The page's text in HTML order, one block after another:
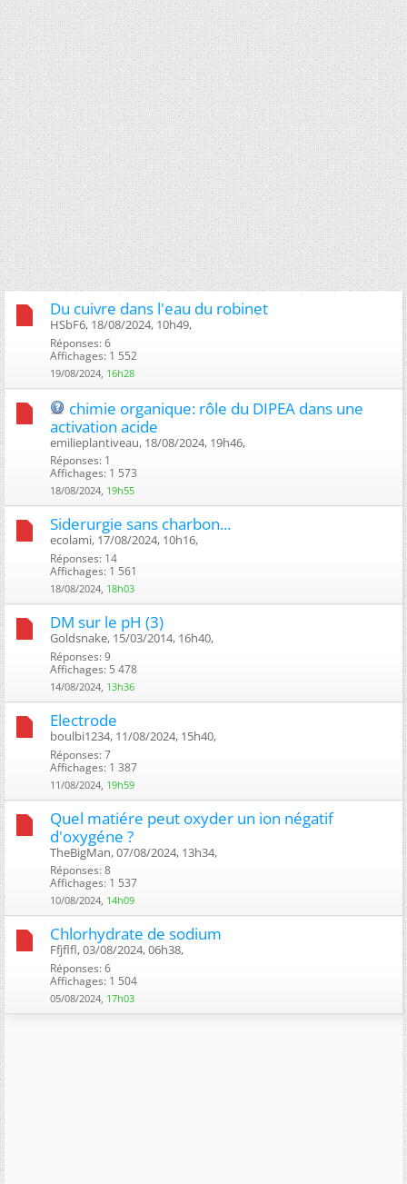
Du cuivre dans l'eau du robinet
HSbF6, 18/08/2024, 10h49, ‎
Réponses: 6
Affichages: 1 552
19/08/2024, 16h28
chimie organique: rôle du DIPEA dans une
activation acide
emilieplantiveau, 18/08/2024, 19h46, ‎
Réponses: 1
Affichages: 1 573
18/08/2024, 19h55
Siderurgie sans charbon...
ecolami, 17/08/2024, 10h16, ‎
Réponses: 14
Affichages: 1 561
18/08/2024, 18h03
DM sur le pH (3)
Goldsnake, 15/03/2014, 16h40, ‎
Réponses: 9
Affichages: 5 478
14/08/2024, 13h36
Electrode
boulbi1234, 11/08/2024, 15h40, ‎
Réponses: 7
Affichages: 1 387
11/08/2024, 19h59
Quel matiére peut oxyder un ion négatif
d'oxygéne ?
TheBigMan, 07/08/2024, 13h34, ‎
Réponses: 8
Affichages: 1 537
10/08/2024, 14h09
Chlorhydrate de sodium
Ffjflfl, 03/08/2024, 06h38, ‎
Réponses: 6
Affichages: 1 504
05/08/2024, 17h03